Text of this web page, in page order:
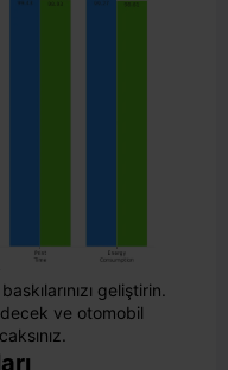
geliştirin.
ve otomobil